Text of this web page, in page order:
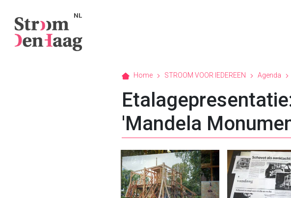
NL
Home STROOM VOOR IEDEREEN Agenda
'Mandela